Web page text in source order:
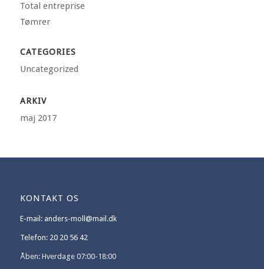
Total entreprise
Tømrer
CATEGORIES
Uncategorized
ARKIV
maj 2017
KONTAKT OS
E-mail: anders-moll@mail.dk
Telefon: 20 20 56 42
Åben: Hverdage 07:00-18:00